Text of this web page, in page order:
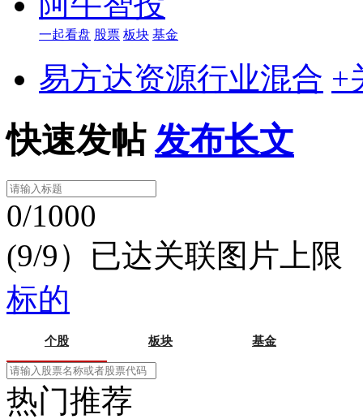
一起看盘 股票 板块 基金
易方达资源行业混合 +
快速发帖 发布长文
0/1000
(9/9）已达关联图片上限
标的
个股 板块 基金
热门推荐